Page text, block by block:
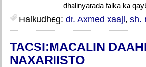
dhalinyarada falka ka
Halkudheg: dr. Axmed xaaji, sh.
TACSI:MACALIN
NAXARIISTO